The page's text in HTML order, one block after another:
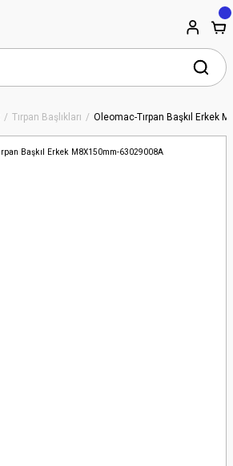
Tırpan Başlıkları Oleomac-Tırpan Başkıl Erkek